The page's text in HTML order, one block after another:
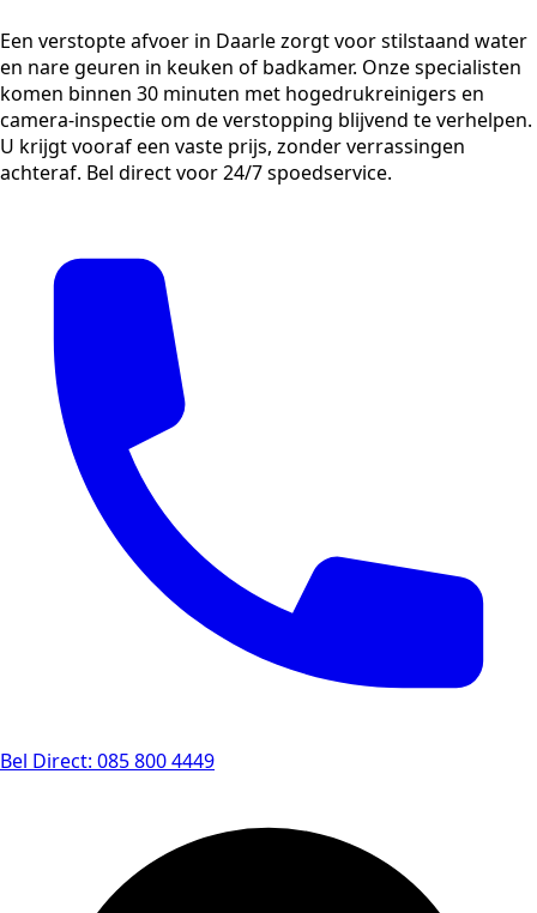
Een verstopte afvoer in Daarle zorgt voor stilstaand water
en nare geuren in keuken of badkamer. Onze specialisten
komen binnen 30 minuten met hogedrukreinigers en
camera-inspectie om de verstopping blijvend te verhelpen.
U krijgt vooraf een vaste prijs, zonder verrassingen
achteraf. Bel direct voor 24/7 spoedservice.
Bel Direct: 085 800 4449